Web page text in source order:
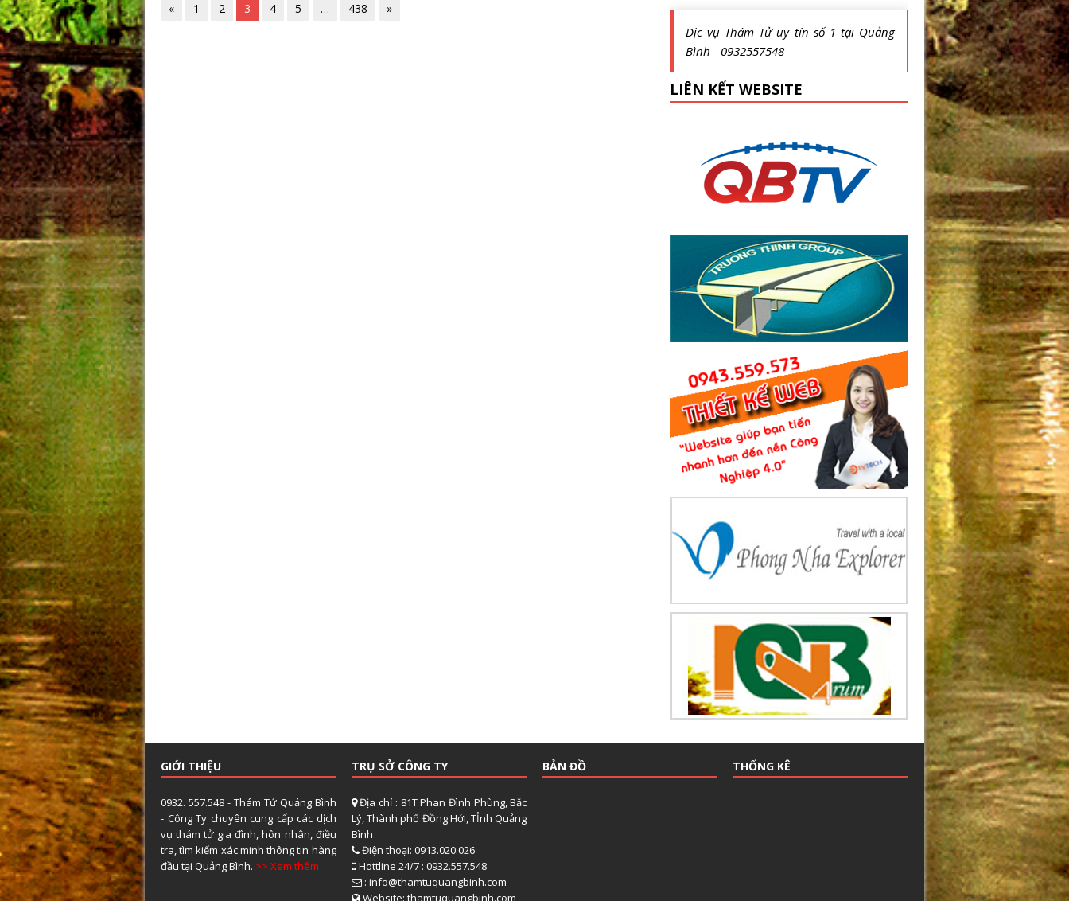
« 1 2 3 4 5 … 438 »
Dịc vụ Thám Tử uy tín số 1 tại Quảng
Bình - 0932557548
LIÊN KẾT WEBSITE
GIỚI THIỆU
0932. 557.548 - Thám Tử Quảng Bình
- Công Ty chuyên cung cấp các dịch
vụ thám tử gia đình, hôn nhân, điều
tra, tìm kiếm xác minh thông tin hàng
đầu tại Quảng Bình. >> Xem thêm
TRỤ SỞ CÔNG TY
Địa chỉ : 81T Phan Đình Phùng, Bắc
Lý, Thành phố Đồng Hới, TỈnh Quảng
Bình
Điện thoại: 0913.020.026
Hottline 24/7 : 0932.557.548
: info@thamtuquangbinh.com
Website: thamtuquangbinh.com
BẢN ĐỒ THỐNG KÊ